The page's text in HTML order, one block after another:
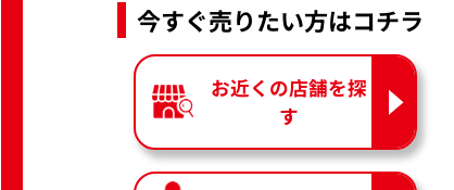
今すぐ売りたい方はコチラ
お近くの店舗を探
す